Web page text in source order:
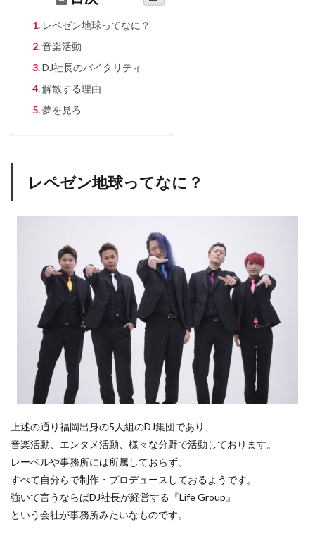
レペゼン地球ってなに？
音楽活動
DJ社長のバイタリティ
解散する理由
夢を見ろ
レペゼン地球ってなに？
上述の通り福岡出身の5人組のDJ集団であり、
音楽活動、エンタメ活動、様々な分野で活動しております。
レーベルや事務所には所属しておらず、
すべて自分らで制作・プロデュースしておるようです。
強いて言うならばDJ社長が経営する『Life Group』
という会社が事務所みたいなものです。